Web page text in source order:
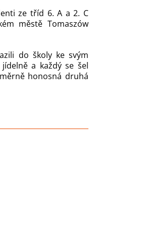
ze tříd 6. A a 2. C
městě Tomaszów
do školy ke svým
a každý se šel
honosná druhá